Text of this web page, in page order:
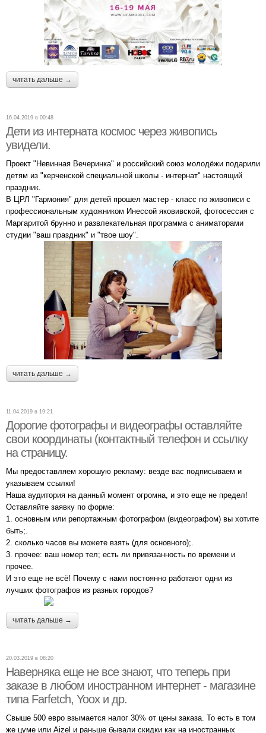
читать дальше →
16.04.2019 в 00:48
Дети из интерната космос через живопись
увидели.
Проект "Невинная Вечеринка" и российский союз молодёжи подарили
детям из "керченской специальной школы - интернат" настоящий
праздник.
В ЦРЛ "Гармония" для детей прошел мастер - класс по живописи с
профессиональным художником Инессой яковивской, фотосессия с
Маргаритой брунно и развлекательная программа с аниматорами
студии "ваш праздник" и "твое шоу".
читать дальше →
11.04.2019 в 19:21
Дорогие фотографы и видеографы оставляйте
свои координаты (контактный телефон и ссылку
на страницу.
Мы предоставляем хорошую рекламу: везде вас подписываем и
указываем ссылки!
Наша аудитория на данный момент огромна, и это еще не предел!
Оставляйте заявку по форме:
1. основным или репортажным фотографом (видеографом) вы хотите
быть;.
2. сколько часов вы можете взять (для основного);.
3. прочее: ваш номер тел; есть ли привязанность по времени и
прочее.
И это еще не всё! Почему с нами постоянно работают одни из
лучших фотографов из разных городов?
читать дальше →
20.03.2019 в 08:20
Наверняка еще не все знают, что теперь при
заказе в любом иностранном интернет - магазине
типа Farfetch, Yoox и др.
Свыше 500 евро взымается налог 30% от цены заказа. То есть в том
же цуме или Aizel и раньше бывали скидки как на иностранных